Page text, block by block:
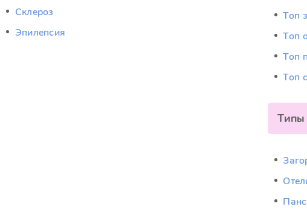
Склероз
Эпилепсия
Топ
Топ
Топ
Топ
Типы